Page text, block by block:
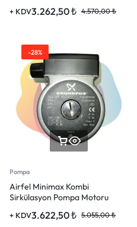
3.262,50₺ 4.570,00₺
+ KDV
-28%
Pompa
Airfel Minimax Kombi
Sirkülasyon Pompa Motoru
3.622,50₺ 5.055,00₺
+ KDV